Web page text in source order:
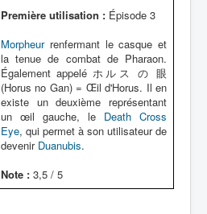
Première utilisation : Épisode 3
Morpheurrenfermant le casque et
la tenue de combat de Pharaon.
Également appelé ホルス の 眼
(Horus no Gan) = Œil d'Horus. Il en
existe un deuxième représentant
un œil gauche, le Death Cross
Eye, qui permet à son utilisateur de
devenir Duanubis.
Note : 3,5 / 5